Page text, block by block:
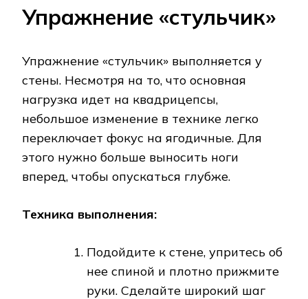
Упражнение «стульчик»
Упражнение «стульчик» выполняется у
стены. Несмотря на то, что основная
нагрузка идет на квадрицепсы,
небольшое изменение в технике легко
переключает фокус на ягодичные. Для
этого нужно больше выносить ноги
вперед, чтобы опускаться глубже.
Техника выполнения:
Подойдите к стене, упритесь об
нее спиной и плотно прижмите
руки. Сделайте широкий шаг